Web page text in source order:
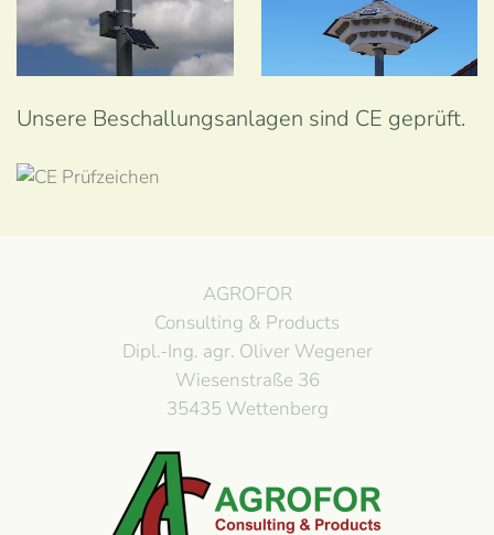
Ansehen
Unsere Beschallungsanlagen sind CE geprüft.
AGROFOR
Consulting & Products
Dipl.-Ing. agr. Oliver Wegener
Wiesenstraße 36
35435 Wettenberg